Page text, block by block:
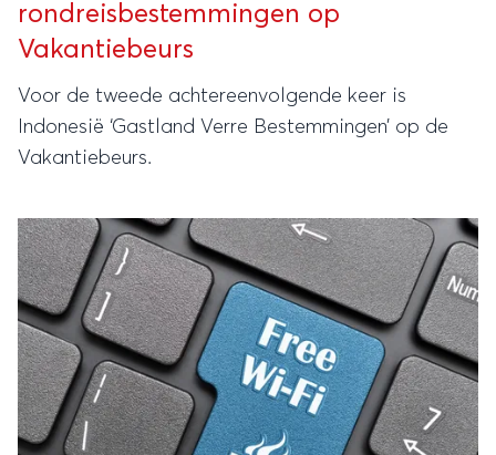
rondreisbestemmingen op
Vakantiebeurs
Voor de tweede achtereenvolgende keer is
Indonesië ‘Gastland Verre Bestemmingen’ op de
Vakantiebeurs.